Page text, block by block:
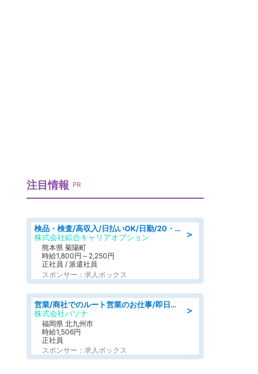
注目情報 PR
＞
検品・検査/高収入/日払いOK/日勤/20・30・40代活躍中/製造 工場
株式会社綜合キャリアオプション
熊本県 菊陽町
時給1,800円～2,250円
正社員 / 派遣社員
スポンサー：求人ボックス
＞
営業/商社でのルート営業のお仕事/即日勤務可/車通勤可/営業
株式会社パソナ
福岡県 北九州市
時給1,506円
正社員
スポンサー：求人ボックス